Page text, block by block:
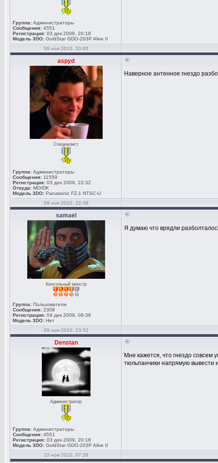
Группа: Администраторы
Сообщения: 4551
Регистрация: 03 дек 2009, 20:18
Модель 3DO: GoldStar GDO-203P Alive II
09 ноя 2010, 20:05
aspyd
Специалист
Группа: Администраторы
Сообщения: 11559
Регистрация: 03 дек 2009, 22:32
Откуда: MO/DK
Модель 3DO: Panasonic FZ-1 NTSC-U
Наверное антенное гнездо
09 ноя 2010, 22:38
samael
Консольный монстр
Группа: Пользователи
Сообщения: 2308
Регистрация: 04 дек 2009, 09:38
Модель 3DO: Нет
Я думаю что врядли
09 ноя 2010, 23:52
Denstan
Администратор
Группа: Администраторы
Сообщения: 4551
Регистрация: 03 дек 2009, 20:18
Модель 3DO: GoldStar GDO-203P Alive II
Мне кажется, что гнездо
тюльпанчики напрямую вывести
10 ноя 2010, 07:26